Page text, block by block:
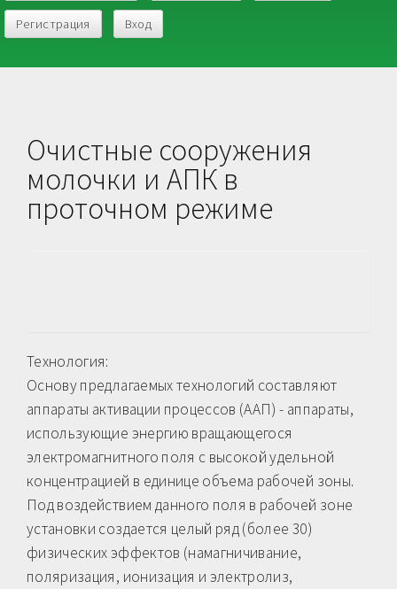
Регистрация Вход
Очистные сооружения
молочки и АПК в
проточном режиме
Технология:
Основу предлагаемых технологий составляют
аппараты активации процессов (ААП) - аппараты,
использующие энергию вращающегося
электромагнитного поля с высокой удельной
концентрацией в единице объема рабочей зоны.
Под воздействием данного поля в рабочей зоне
установки создается целый ряд (более 30)
физических эффектов (намагничивание,
поляризация, ионизация и электролиз,